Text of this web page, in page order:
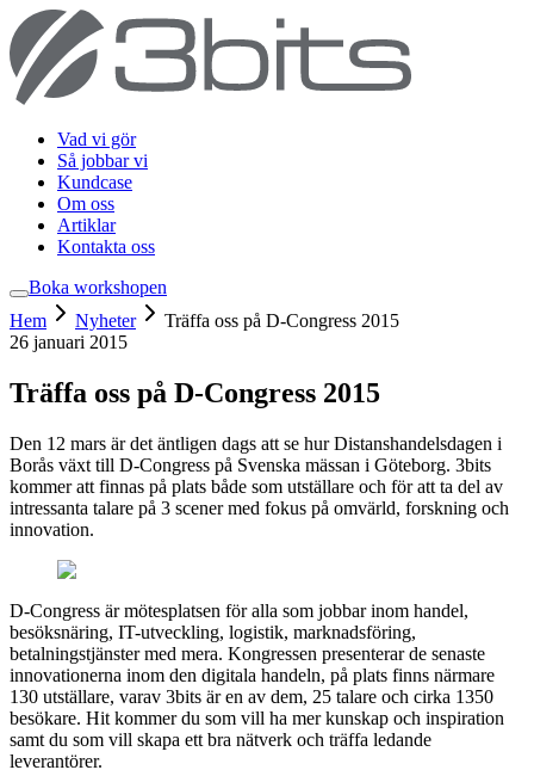
Vad vi gör
Så jobbar vi
Kundcase
Om oss
Artiklar
Kontakta oss
Boka workshopen
Hem
Nyheter
Träffa oss på D-Congress 2015
26 januari 2015
Träffa oss på D-Congress 2015
Den 12 mars är det äntligen dags att se hur Distanshandelsdagen i
Borås växt till D-Congress på Svenska mässan i Göteborg. 3bits
kommer att finnas på plats både som utställare och för att ta del av
intressanta talare på 3 scener med fokus på omvärld, forskning och
innovation.
D-Congress är mötesplatsen för alla som jobbar inom handel,
besöksnäring, IT-utveckling, logistik, marknadsföring,
betalningstjänster med mera. Kongressen presenterar de senaste
innovationerna inom den digitala handeln, på plats finns närmare
130 utställare, varav 3bits är en av dem, 25 talare och cirka 1350
besökare. Hit kommer du som vill ha mer kunskap och inspiration
samt du som vill skapa ett bra nätverk och träffa ledande
leverantörer.